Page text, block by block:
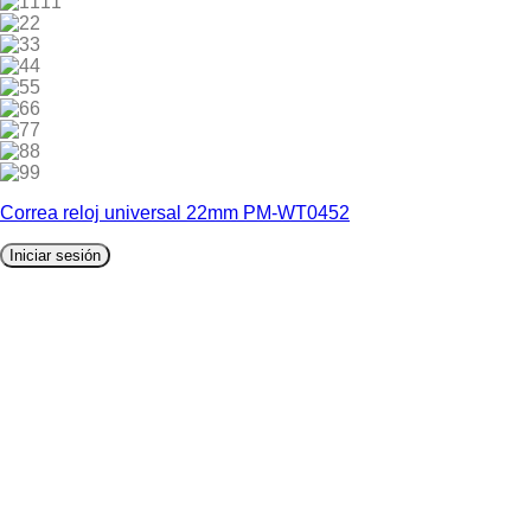
2
3
4
5
6
7
8
9
Correa reloj universal 22mm PM-WT0452
Iniciar sesión